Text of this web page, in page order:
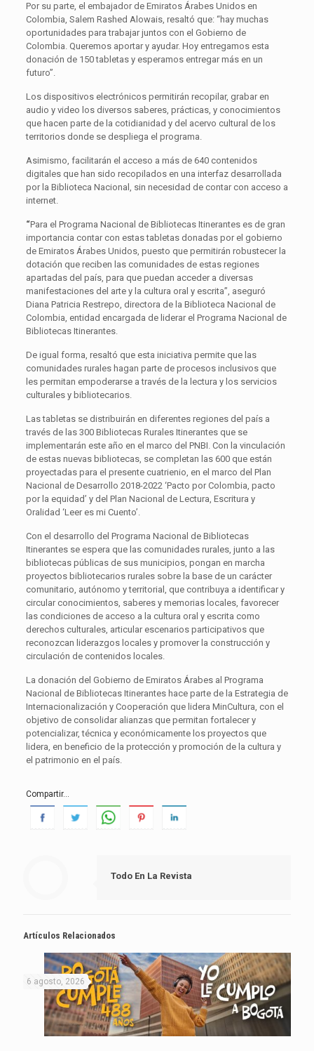
Por su parte, el embajador de Emiratos Árabes Unidos en
Colombia, Salem Rashed Alowais, resaltó que: “hay muchas
oportunidades para trabajar juntos con el Gobierno de
Colombia. Queremos aportar y ayudar. Hoy entregamos esta
donación de 150 tabletas y esperamos entregar más en un
futuro”.
Los dispositivos electrónicos permitirán recopilar, grabar en
audio y video los diversos saberes, prácticas, y conocimientos
que hacen parte de la cotidianidad y del acervo cultural de los
territorios donde se despliega el programa.
Asimismo, facilitarán el acceso a más de 640 contenidos
digitales que han sido recopilados en una interfaz desarrollada
por la Biblioteca Nacional, sin necesidad de contar con acceso a
internet.
“Para el Programa Nacional de Bibliotecas Itinerantes es de gran
importancia contar con estas tabletas donadas por el gobierno
de Emiratos Árabes Unidos, puesto que permitirán robustecer la
dotación que reciben las comunidades de estas regiones
apartadas del país, para que puedan acceder a diversas
manifestaciones del arte y la cultura oral y escrita”, aseguró
Diana Patricia Restrepo, directora de la Biblioteca Nacional de
Colombia, entidad encargada de liderar el Programa Nacional de
Bibliotecas Itinerantes.
De igual forma, resaltó que esta iniciativa permite que las
comunidades rurales hagan parte de procesos inclusivos que
les permitan empoderarse a través de la lectura y los servicios
culturales y bibliotecarios.
Las tabletas se distribuirán en diferentes regiones del país a
través de las 300 Bibliotecas Rurales Itinerantes que se
implementarán este año en el marco del PNBI. Con la vinculación
de estas nuevas bibliotecas, se completan las 600 que están
proyectadas para el presente cuatrienio, en el marco del Plan
Nacional de Desarrollo 2018-2022 ‘Pacto por Colombia, pacto
por la equidad’ y del Plan Nacional de Lectura, Escritura y
Oralidad ‘Leer es mi Cuento’.
Con el desarrollo del Programa Nacional de Bibliotecas
Itinerantes se espera que las comunidades rurales, junto a las
bibliotecas públicas de sus municipios, pongan en marcha
proyectos bibliotecarios rurales sobre la base de un carácter
comunitario, autónomo y territorial, que contribuya a identificar y
circular conocimientos, saberes y memorias locales, favorecer
las condiciones de acceso a la cultura oral y escrita como
derechos culturales, articular escenarios participativos que
reconozcan liderazgos locales y promover la construcción y
circulación de contenidos locales.
La donación del Gobierno de Emiratos Árabes al Programa
Nacional de Bibliotecas Itinerantes hace parte de la Estrategia de
Internacionalización y Cooperación que lidera MinCultura, con el
objetivo de consolidar alianzas que permitan fortalecer y
potencializar, técnica y económicamente los proyectos que
lidera, en beneficio de la protección y promoción de la cultura y
el patrimonio en el país.
Compartir...
Todo En La Revista
Artículos Relacionados
6 agosto, 2026